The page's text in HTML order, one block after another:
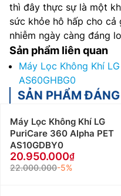
thì đây thực sự là một
sức khỏe hô hấp cho
nhiễm ngày càng đáng
Sản phẩm liên quan
Máy Lọc Không Khí
AS60GHBG0
SẢN PHẨM
Máy Lọc Không Khí LG
PuriCare 360 Alpha PET
AS10GDBY0
20.950.000
22.000.000-5%